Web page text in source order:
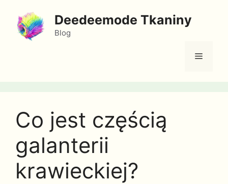
treści
Deedeemode Tkaniny
Blog
Menu
Co jest częścią
galanterii
krawieckiej?